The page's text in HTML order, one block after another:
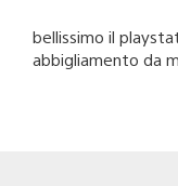
bellissimo il
abbigliamento da